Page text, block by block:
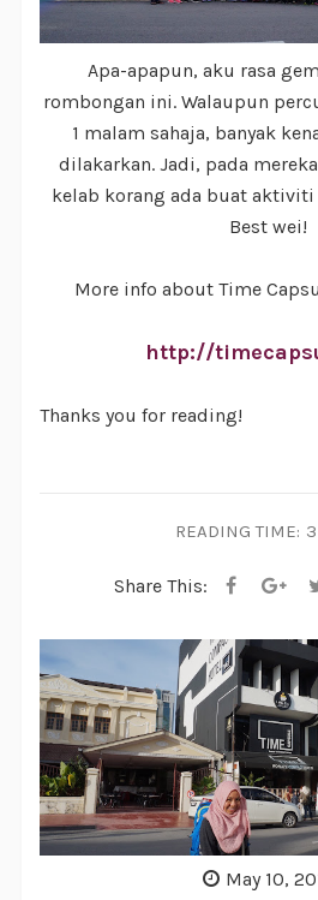
Apa-apapun, aku rasa
rombongan ini. Walaupun
1 malam sahaja, banyak
dilakarkan. Jadi, pada
kelab korang ada buat
Best wei!
More info about Time
http://
Thanks you for reading!
READING TIME:
Share This:
May 10,